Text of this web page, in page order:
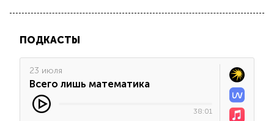
ПОДКАСТЫ
23 июля
Всего лишь математика
38:01